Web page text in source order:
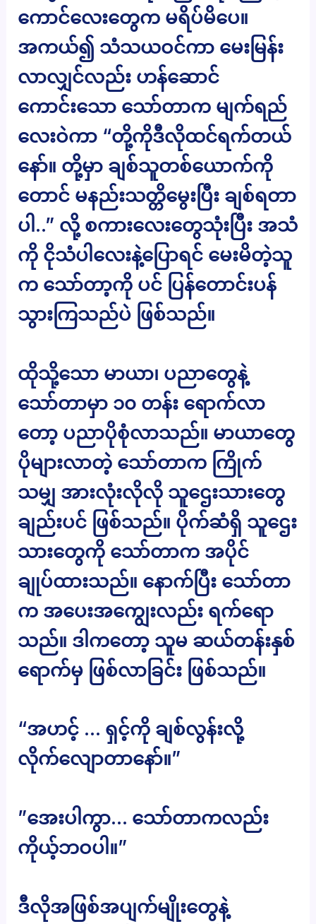
ကောင်လေးတွေက မရိပ်မိပေ။
အကယ်၍ သံသယဝင်ကာ မေးမြန်း
လာလျှင်လည်း ဟန်ဆောင်
ကောင်းသော သော်တာက မျက်ရည်
လေးဝဲကာ “တို့ကိုဒီလိုထင်ရက်တယ်
နော်။ တို့မှာ ချစ်သူတစ်ယောက်ကို
တောင် မနည်းသတ္တိမွေးပြီး ချစ်ရတာ
ပါ..” လို့ စကားလေးတွေသုံးပြီး အသံ
ကို ငိုသံပါလေးနဲ့ပြောရင် မေးမိတဲ့သူ
က သော်တာ့ကို ပင် ပြန်တောင်းပန်
သွားကြသည်ပဲ ဖြစ်သည်။
ထိုသို့သော မာယာ၊ ပညာတွေနဲ့
သော်တာမှာ ၁၀ တန်း ရောက်လာ
တော့ ပညာပိုစုံလာသည်။ မာယာတွေ
ပိုများလာတဲ့ သော်တာက ကြိုက်
သမျှ အားလုံးလိုလို သူဌေးသားတွေ
ချည်းပင် ဖြစ်သည်။ ပိုက်ဆံရှိ သူဌေး
သားတွေကို သော်တာက အပိုင်
ချုပ်ထားသည်။ နောက်ပြီး သော်တာ
က အပေးအကျွေးလည်း ရက်ရော
သည်။ ဒါကတော့ သူမ ဆယ်တန်းနှစ်
ရောက်မှ ဖြစ်လာခြင်း ဖြစ်သည်။
“အဟင့် … ရှင့်ကို ချစ်လွန်းလို့
လိုက်လျောတာနော်။”
”အေးပါကွာ… သော်တာကလည်း
ကိုယ့်ဘဝပါ။”
ဒီလိုအဖြစ်အပျက်မျိုးတွေနဲ့